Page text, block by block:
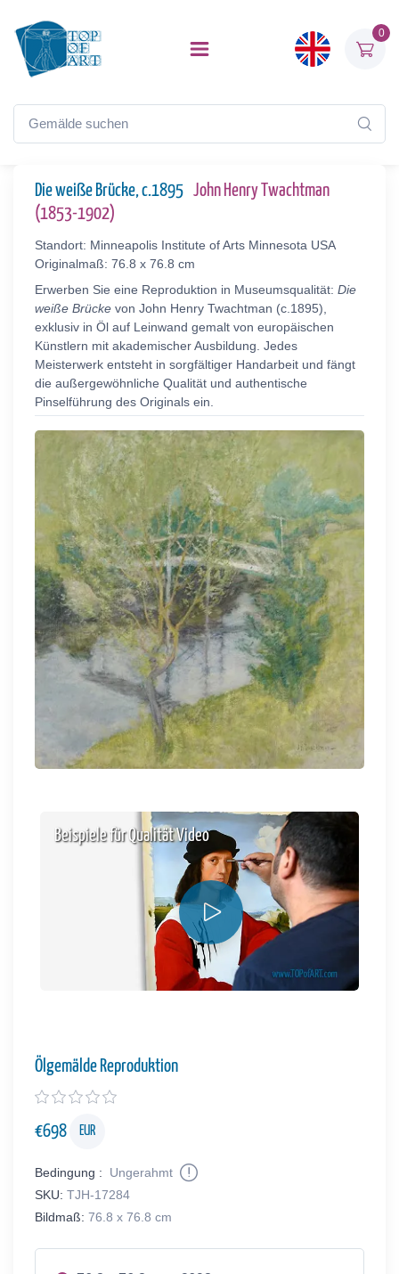
0
Die weiße Brücke, c.1895 John Henry Twachtman
(1853-1902)
Standort: Minneapolis Institute of Arts Minnesota USA
Originalmaß: 76.8 x 76.8 cm
Erwerben Sie eine Reproduktion in Museumsqualität: Die
weiße Brücke von John Henry Twachtman (c.1895),
exklusiv in Öl auf Leinwand gemalt von europäischen
Künstlern mit akademischer Ausbildung. Jedes
Meisterwerk entsteht in sorgfältiger Handarbeit und fängt
die außergewöhnliche Qualität und authentische
Pinselführung des Originals ein.
Beispiele für Qualität Video
Ölgemälde Reproduktion
€698 EUR
Bedingung :
Ungerahmt
SKU: TJH-17284
Bildmaß: 76.8 x 76.8 cm